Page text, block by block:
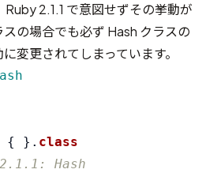
2.1.1 で意図せずその挙動が
の場合でも必ず Hash クラスの
変更されてしまっています。
{ }. class
Hash